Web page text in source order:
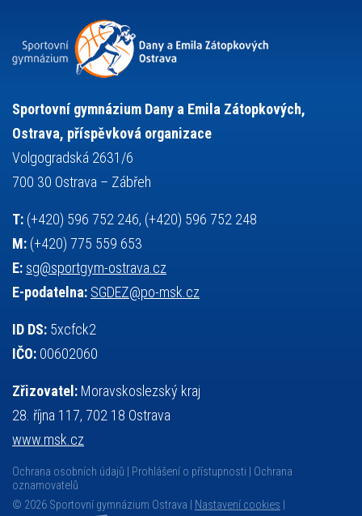
snowboarding
sportovní gymnastika sportovní lezení
stolní tenis střelba
teorie sportovní přípravy
tělesná výchova
událost
volejbal
vybavení vysvědčení vzpírání
výuka všesportovní výcvikový kurz
základy společenských věd
Sportovní gymnázium Dany a Emila Zátopkových,
Ostrava, příspěvková organizace
Volgogradská 2631/6
700 30 Ostrava – Zábřeh
T: (+420) 596 752 246, (+420) 596 752 248
M: (+420) 775 559 653
E: sg@sportgym-ostrava.cz
E-podatelna: SGDEZ@po-msk.cz
ID DS: 5xcfck2
IČO: 00602060
Zřizovatel: Moravskoslezský kraj
28. října 117, 702 18 Ostrava
www.msk.cz
Ochrana osobních údajů Prohlášení o přístupnosti
Ochrana
oznamovatelů
© 2026 Sportovní gymnázium Ostrava |
Nastavení cookies